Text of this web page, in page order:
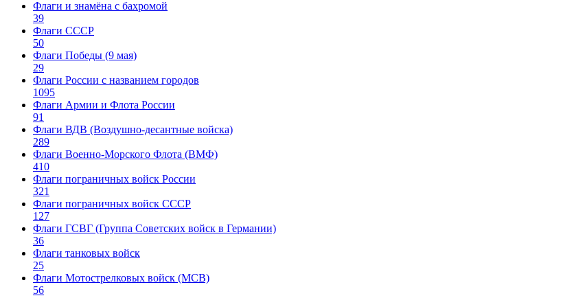
Флаги и знамёна с бахромой
39
Флаги СССР
50
Флаги Победы (9 мая)
29
Флаги России с названием городов
1095
Флаги Армии и Флота России
91
Флаги ВДВ (Воздушно-десантные войска)
289
Флаги Военно-Морского Флота (ВМФ)
410
Флаги пограничных войск России
321
Флаги пограничных войск СССР
127
Флаги ГСВГ (Группа Советских войск в Германии)
36
Флаги танковых войск
25
Флаги Мотострелковых войск (МСВ)
56